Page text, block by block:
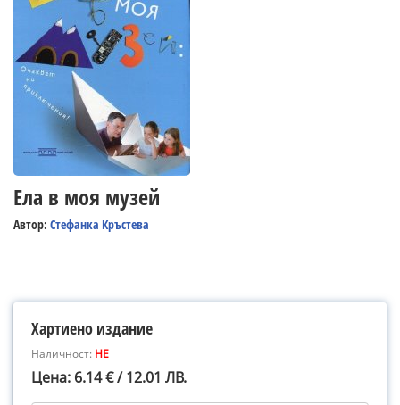
Ела в моя музей
Автор: Стефанка Кръстева
Хартиено издание
Наличност: НЕ
Цена: 6.14 € / 12.01 ЛВ.